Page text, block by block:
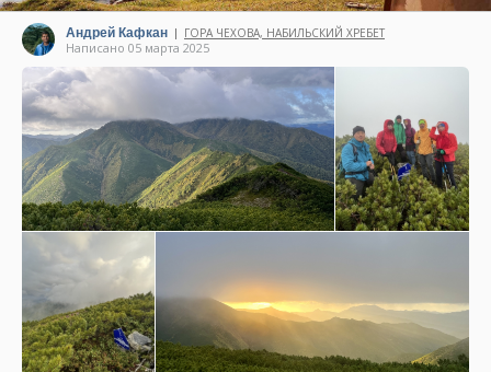
Андрей Кафкан | ГОРА ЧЕХОВА, НАБИЛЬСКИЙ ХРЕБЕТ
Написано 05 марта 2025